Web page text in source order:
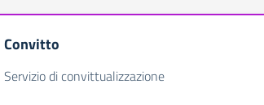
Convitto
Servizio di convittualizzazione